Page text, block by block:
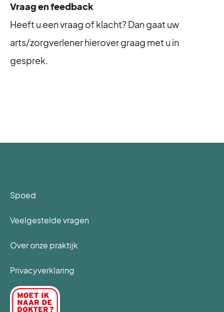
Vraag en feedback
Heeft u een vraag of klacht? Dan gaat uw
arts/zorgverlener hierover graag met u in
gesprek.
Spoed
Veelgestelde vragen
Over onze praktijk
Privacyverklaring